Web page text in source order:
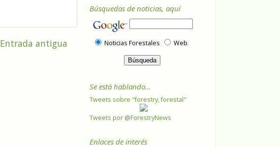
Entrada antigua
Búsquedas de noticias, aquí
Noticias Forestales Web
Se está hablando...
Tweets sobre "forestry, forestal"
Tweets por @ForestryNews
Enlaces de interés